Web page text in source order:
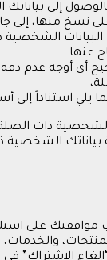
إلى
نسخ منها، إلى
الشخصية
عنها.
أي أوجه عدم دقة
يلي استناداً
ذات
بياناتك الشخصية
على
والخدمات،